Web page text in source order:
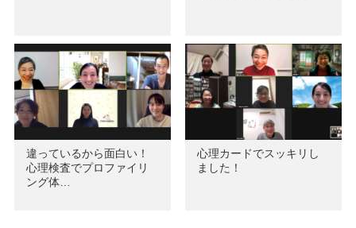
違っているから面白い！
心理検査でプロファイリ
ング体…
心理カードでスッキリし
ました！